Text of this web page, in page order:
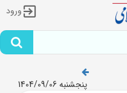
ورود
پنجشنبه 1404/09/06